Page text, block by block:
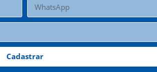
Cadastrar